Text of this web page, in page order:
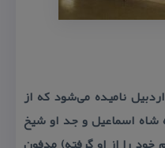
نامیده می‌شود كه از
اسماعیل و جد او شیخ